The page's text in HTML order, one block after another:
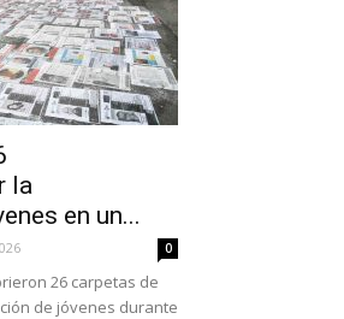
la
en un...
0
26 carpetas de
de jóvenes durante